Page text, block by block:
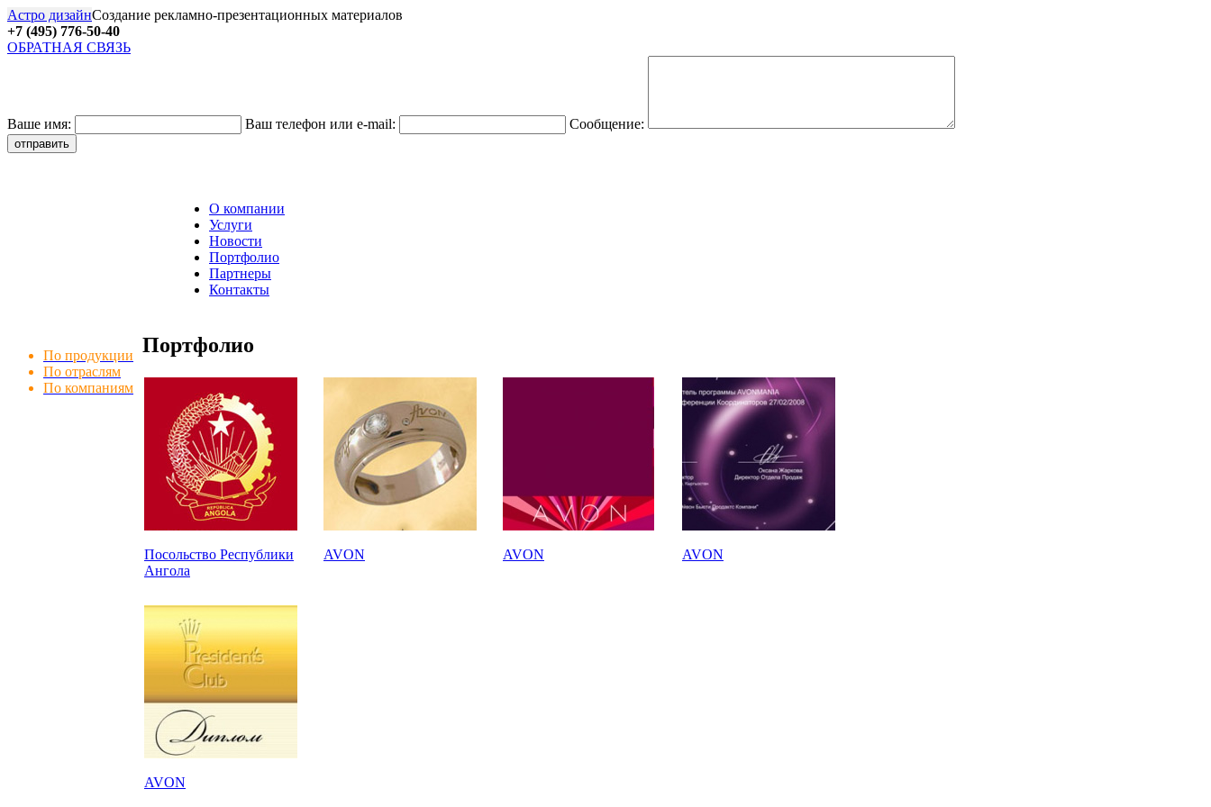
Астро дизайнСоздание рекламно-презентационных материалов
+7 (495) 776-50-40
ОБРАТНАЯ СВЯЗЬ
Ваше имя: Ваш телефон или e-mail: Сообщение:
О компании
Услуги
Новости
Портфолио
Партнеры
Контакты
По продукции
По отраслям
По компаниям
Портфолио
Посольство Республики
Ангола
AVON AVON AVON
AVON